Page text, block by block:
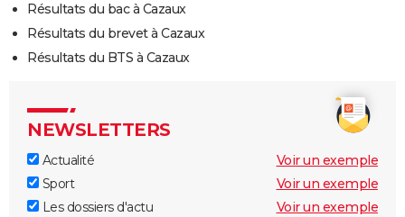
Résultats du bac à Cazaux
Résultats du brevet à Cazaux
Résultats du BTS à Cazaux
NEWSLETTERS
Actualité
Voir un exemple
Sport
Voir un exemple
Les dossiers d'actu
Voir un exemple